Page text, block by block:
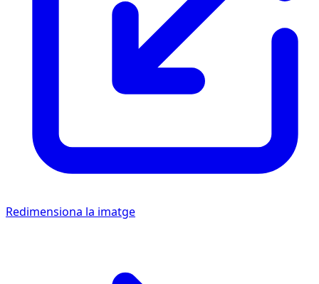
Redimensiona la imatge